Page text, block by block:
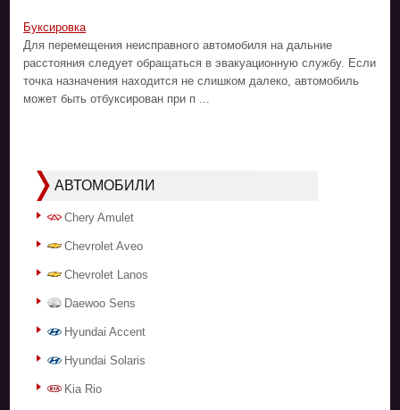
Буксировка
Для перемещения неисправного автомобиля на дальние
расстояния следует обращаться в эвакуационную службу. Если
точка назначения находится не слишком далеко, автомобиль
может быть отбуксирован при п ...
АВТОМОБИЛИ
Chery Amulet
Chevrolet Aveo
Chevrolet Lanos
Daewoo Sens
Hyundai Accent
Hyundai Solaris
Kia Rio